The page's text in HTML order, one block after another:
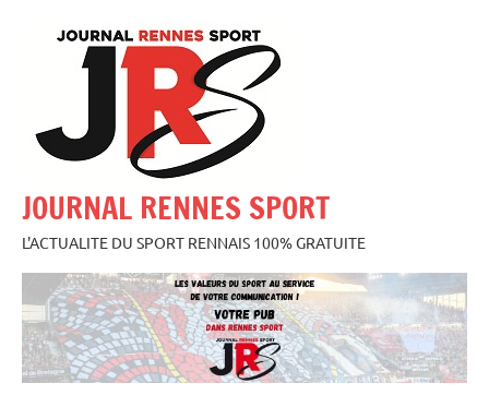
JOURNAL RENNES SPORT
L'ACTUALITE DU SPORT RENNAIS 100% GRATUITE